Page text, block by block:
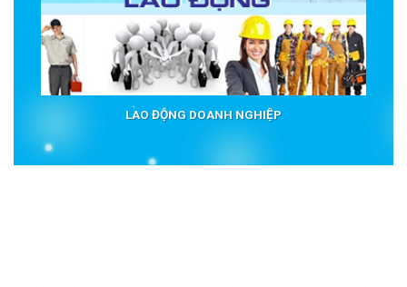
LAO ĐỘNG DOANH NGHIỆP